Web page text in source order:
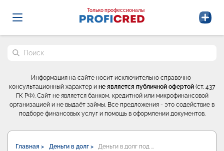
Probrokery - Только профессионалы
Только профессионалы
Поиск по сайту
Информация на сайте носит исключительно справочно-
консультационный характер и не является публичной офертой (ст. 437
ГК РФ). Сайт не является банком, кредитной или микрофинансовой
организацией и не выдаёт займы. Все предложения - это содействие в
подборе финансовых услуг и помощь в оформлении документов.
Главная > Деньги в долг > Деньги в долг под …